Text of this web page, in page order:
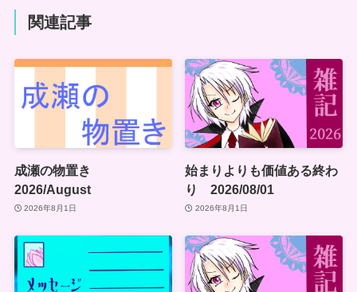
関連記事
成瀬の物置き
2026/August
2026年8月1日
始まりよりも価値ある終わ
り 2026/08/01
2026年8月1日